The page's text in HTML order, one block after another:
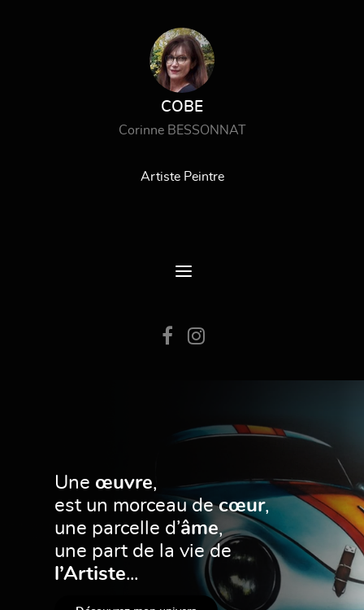
COBE
Corinne BESSONNAT
Artiste Peintre
Une œuvre,
est un morceau decœur,
une parcelle d’âme,
une part de la vie de
l’Artiste...